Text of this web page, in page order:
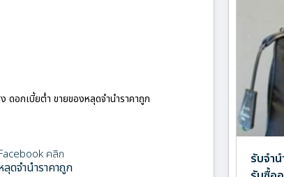
ดอกเบี้ยต่ำ ขายของหลุดจำนำราคาถูก
คลิก
ลุดจำนำราคาถูก
รับจำ